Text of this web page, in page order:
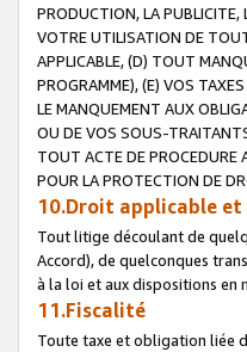
PRODUCTION, LA
VOTRE UTILISATION DE
APPLICABLE, (D) TOUT
PROGRAMME), (E) VOS
LE MANQUEMENT AUX
OU DE VOS SOUS-
TOUT ACTE DE PROCEDURE
POUR LA PROTECTION DE
10.Droit applicable
Tout litige découlant de
Accord), de quelconques
à la loi et aux dispositions en
11.Fiscalité
Toute taxe et obligation liée